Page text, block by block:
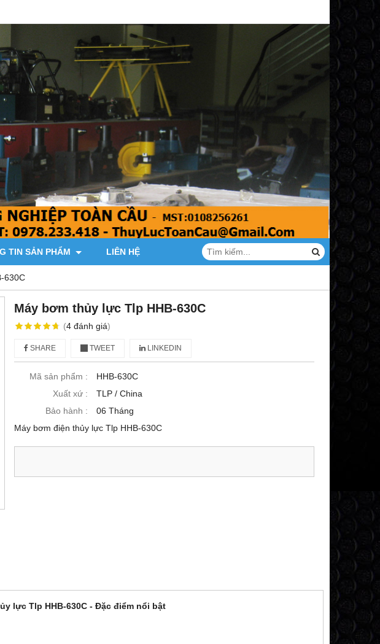
TIN SẢN PHẨM LIÊN HỆ
630C
Máy bơm thủy lực Tlp HHB-630C
(4 đánh giá)
SHARE TWEET LINKEDIN
Mã sản phẩm :
HHB-630C
Xuất xứ :
TLP / China
Bảo hành :
06 Tháng
Máy bơm điện thủy lực Tlp HHB-630C
lực Tlp HHB-630C - Đặc điểm nổi bật